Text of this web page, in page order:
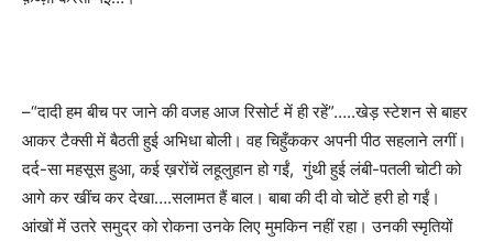
–“दादी हम बीच पर जाने की वजह आज रिसोर्ट में ही रहें”…..खेड़ स्टेशन से बाहर
आकर टैक्सी में बैठती हुई अभिधा बोली। वह चिहुँककर अपनी पीठ सहलाने लगीं।
दर्द-सा महसूस हुआ,कई ख़रोंचें लहूलुहान हो गईं,गुंथी हुई लंबी-पतली चोटी को
आगे कर खींच कर देखा….सलामत हैं बाल। बाबा की दी वो चोटें हरी हो गईं।
आंखों में उतरे समुद्र को रोकना उनके लिए मुमकिन नहीं रहा। उनकी स्मृतियों